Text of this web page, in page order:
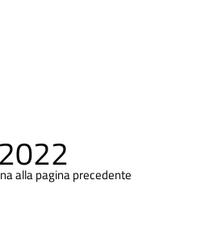
alla pagina precedente